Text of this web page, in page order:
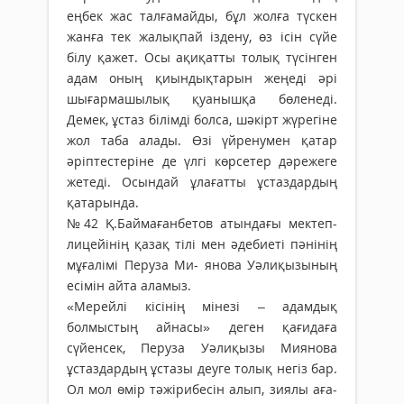
еңбек жас талғамайды, бұл жолға түскен
жанға тек жалықпай іздену, өз ісін сүйе
білу қажет. Осы ақиқатты толық түсінген
адам оның қиындықтарын жеңеді әрі
шығармашылық қуанышқа бөленеді.
Демек, ұстаз білімді болса, шәкірт жүрегіне
жол таба алады. Өзі үйренумен қатар
әріптестеріне де үлгі көрсетер дәрежеге
жетеді. Осындай ұлағатты ұстаздардың
қатарында.
№42 Қ.Баймағанбетов атындағы мектеп-
лицейінің қазақ тілі мен әдебиеті пәнінің
мұғалімі Перуза Ми- янова Уәлиқызының
есімін айта аламыз.
«Мерейлі кісінің мінезі – адамдық
болмыстың айнасы» деген қағидаға
сүйенсек, Перуза Уәлиқызы Миянова
ұстаздардың ұстазы деуге толық негіз бар.
Ол мол өмір тәжірибесін алып, зиялы аға-